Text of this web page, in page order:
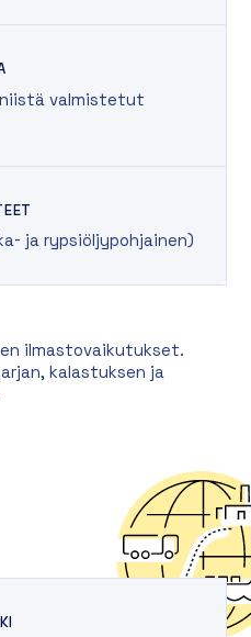
valmistetut
ja rypsiöljypohjainen)
ilmastovaikutukset.
kalastuksen ja